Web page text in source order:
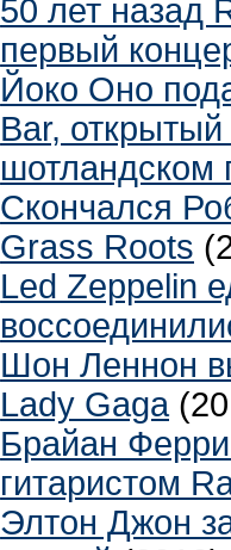
50 лет назад
первый
Йоко Оно
Bar,
шотландском
Скончался
Grass Roots
Led Zeppelin
Шон Леннон
Lady Gaga
Брайан
гитаристом
Элтон Джон